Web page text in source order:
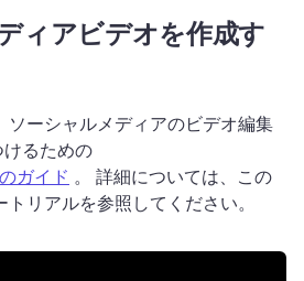
ィアビデオを作成す
ソーシャルメディアのビデオ編集
るための
ガイド 。 詳細については、この
リアルを参照してください。